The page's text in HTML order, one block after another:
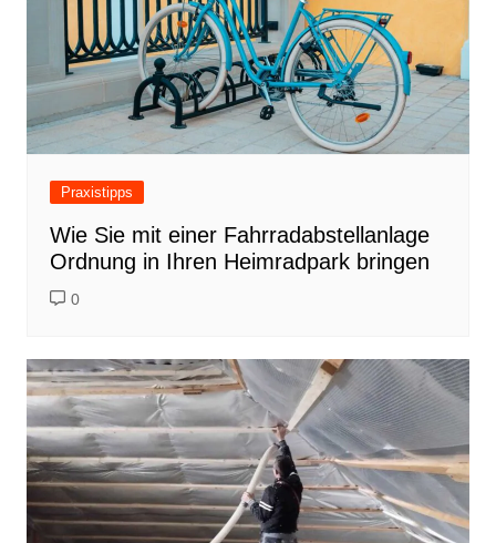
Praxistipps
Wie Sie mit einer Fahrradabstellanlage
Ordnung in Ihren Heimradpark bringen
0